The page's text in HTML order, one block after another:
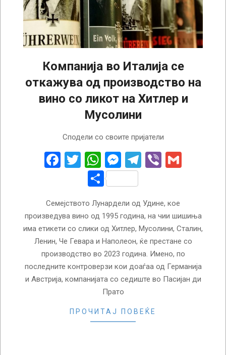
Компанија во Италија се
откажува од производство на
вино со ликот на Хитлер и
Мусолини
Сподели со своите пријатели
Facebook
Twitter
WhatsApp
Messenger
Telegram
Viber
Share
Семејството Лунардели од Удине, кое
произведува вино од 1995 година, на чии шишиња
има етикети со слики од Хитлер, Мусолини, Сталин,
Ленин, Че Гевара и Наполеон, ќе престане со
производство во 2023 година. Имено, по
последните контроверзи кои доаѓаа од Германија
и Австрија, компанијата со седиште во Пасијан ди
Прато
ПРОЧИТАЈ ПОВЕЌЕ